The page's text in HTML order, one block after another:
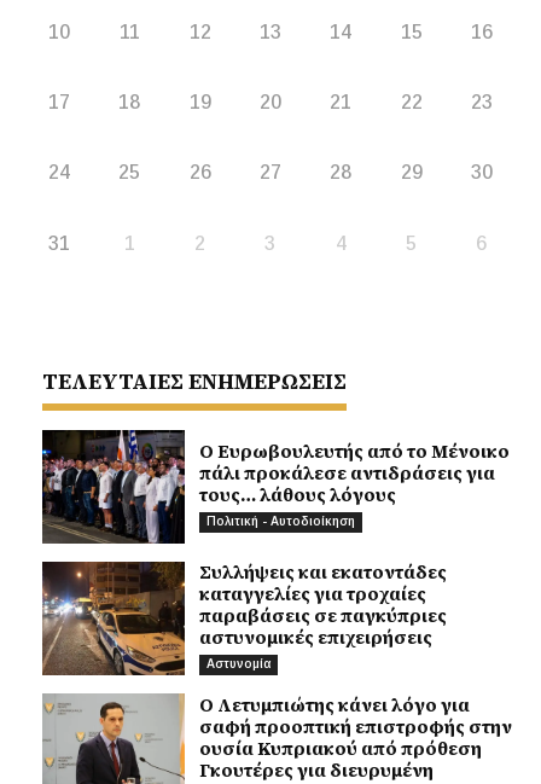
10 11 12 13 14 15 16
17 18 19 20 21 22 23
24 25 26 27 28 29 30
31 1 2 3 4 5 6
ΤΕΛΕΥΤΑΙΕΣ ΕΝΗΜΕΡΩΣΕΙΣ
Ο Ευρωβουλευτής από το Μένοικο
πάλι προκάλεσε αντιδράσεις για
τους… λάθους λόγους
Πολιτική - Αυτοδιοίκηση
Συλλήψεις και εκατοντάδες
καταγγελίες για τροχαίες
παραβάσεις σε παγκύπριες
αστυνομικές επιχειρήσεις
Αστυνομία
Ο Λετυμπιώτης κάνει λόγο για
σαφή προοπτική επιστροφής στην
ουσία Κυπριακού από πρόθεση
Γκουτέρες για διευρυμένη